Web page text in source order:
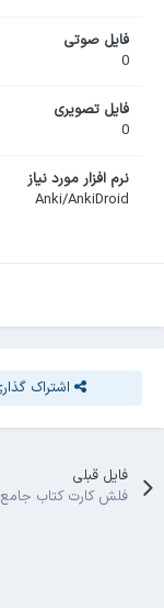
فایل صوتی
0
فایل تصویری
0
نرم افزار مورد نیاز
Anki/AnkiDroid
اشتراک
فایل قبلی